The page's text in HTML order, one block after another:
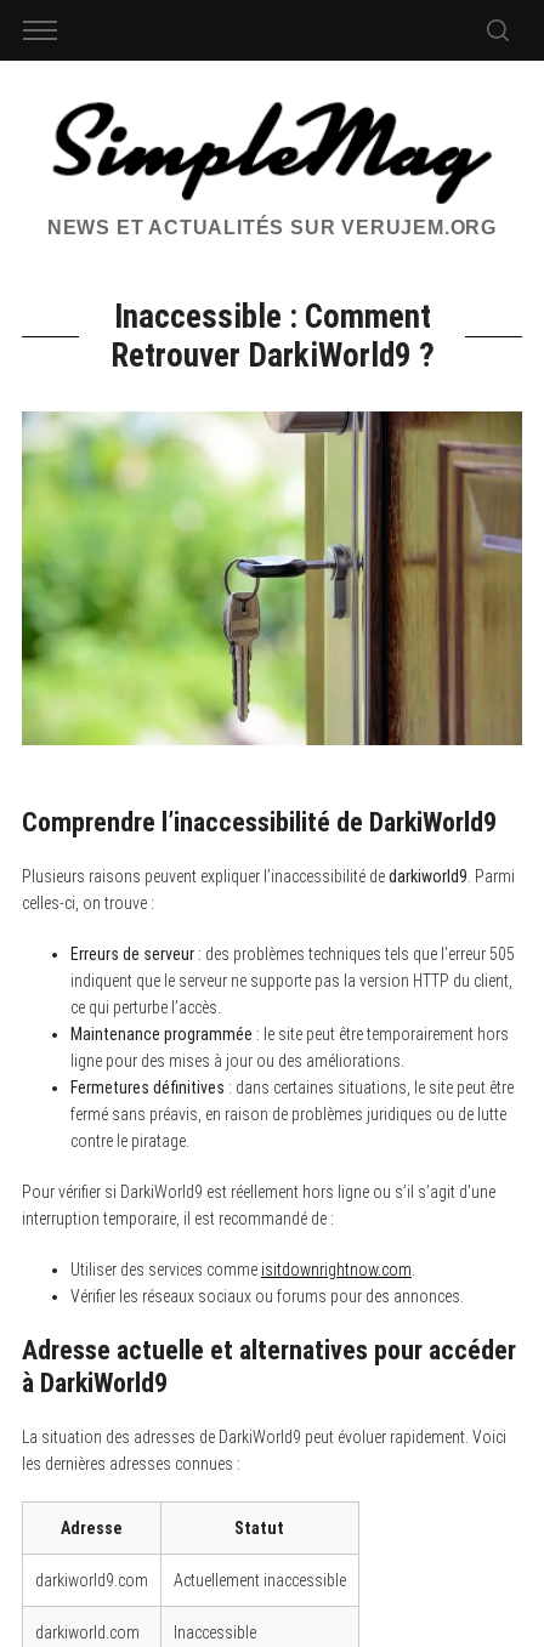
NEWS ET ACTUALITÉS SUR VERUJEM.ORG
Inaccessible : Comment
Retrouver DarkiWorld9 ?
Comprendre l’inaccessibilité de DarkiWorld9
Plusieurs raisons peuvent expliquer l’inaccessibilité dedarkiworld9 . Parmi
celles-ci, on trouve :
Erreurs de serveur: des problèmes techniques tels que l’erreur 505
indiquent que le serveur ne supporte pas la version HTTP du client,
ce qui perturbe l’accès.
Maintenance programmée : le site peut être temporairement hors
ligne pour des mises à jour ou des améliorations.
Fermetures définitives : dans certaines situations, le site peut être
fermé sans préavis, en raison de problèmes juridiques ou de lutte
contre le piratage.
Pour vérifier si DarkiWorld9 est réellement hors ligne ou s’il s’agit d’une
interruption temporaire, il est recommandé de :
Utiliser des services comme isitdownrightnow.com
Vérifier les réseaux sociaux ou forums pour des annonces.
Adresse actuelle et alternatives pour accéder
à DarkiWorld9
La situation des adresses de DarkiWorld9 peut évoluer rapidement. Voici
les dernières adresses connues :
Adresse Statut
darkiworld9.com Actuellement inaccessible
darkiworld.com Inaccessible